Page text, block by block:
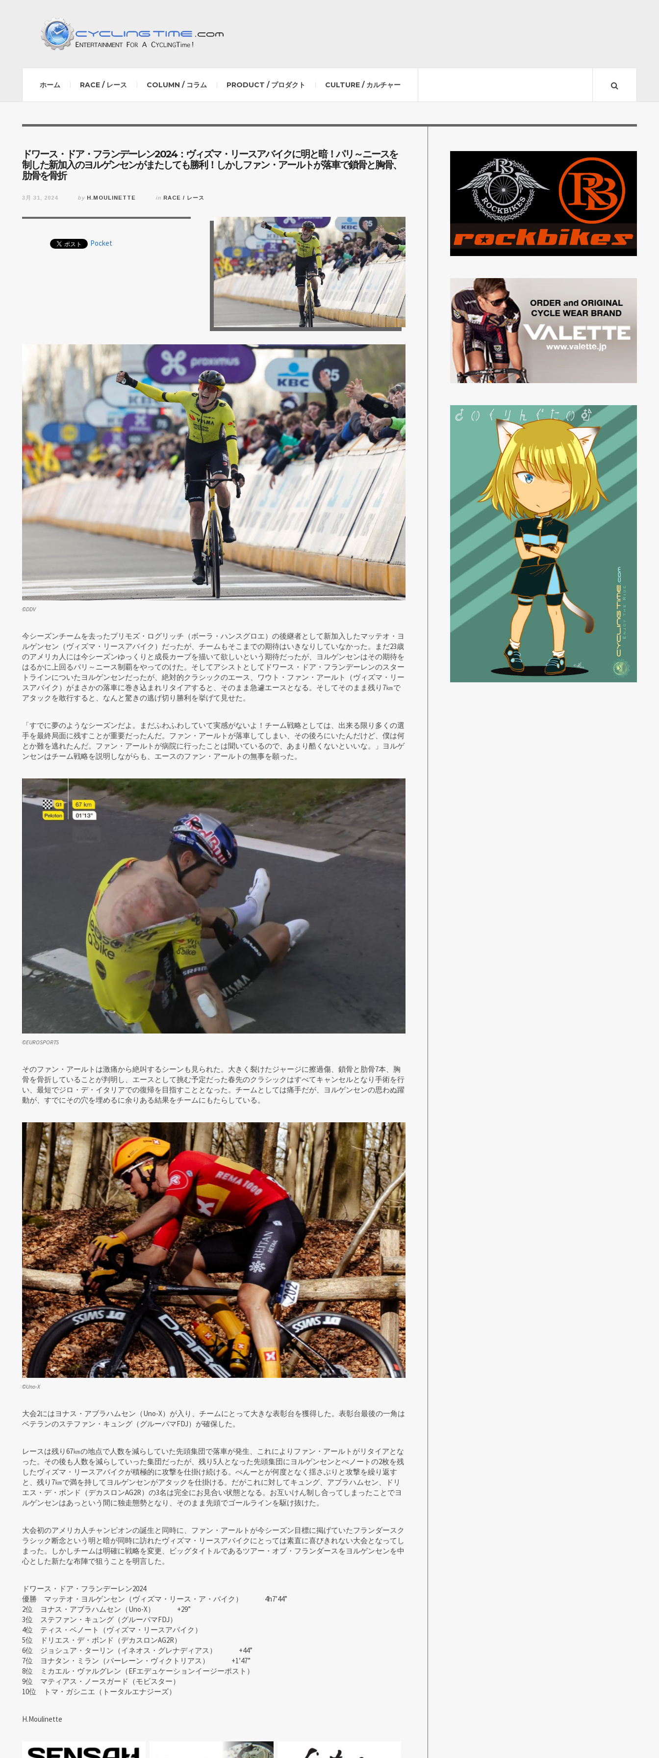
ホーム RACE / レース COLUMN / コラム PRODUCT / プロダクト CULTURE / カルチャー
ドワース・ドア・フランデーレン2024：ヴィズマ・リースアバイクに明と暗！パリ～ニースを
制した新加入のヨルゲンセンがまたしても勝利！しかしファン・アールトが落車で鎖骨と胸骨、
肋骨を骨折
3月 31, 2024 by H.MOULINETTE in RACE / レース
Pocket
©DDV
今シーズンチームを去ったプリモズ・ログリッチ（ボーラ・ハンスグロエ）の後継者として新加入したマッテオ・ヨ
ルゲンセン（ヴィズマ・リースアバイク）だったが、チームもそこまでの期待はいきなりしていなかった。まだ23歳
のアメリカ人には今シーズンゆっくりと成長カーブを描いて欲しいという期待だったが、ヨルゲンセンはその期待を
はるかに上回るパリ～ニース制覇をやってのけた。そしてアシストとしてドワース・ドア・フランデーレンのスター
トラインについたヨルゲンセンだったが、絶対的クラシックのエース、ワウト・ファン・アールト（ヴィズマ・リー
スアバイク）がまさかの落車に巻き込まれリタイアすると、そのまま急遽エースとなる。そしてそのまま残り7㎞で
アタックを敢行すると、なんと驚きの逃げ切り勝利を挙げて見せた。
「すでに夢のようなシーズンだよ。まだふわふわしていて実感がないよ！チーム戦略としては、出来る限り多くの選
手を最終局面に残すことが重要だったんだ。ファン・アールトが落車してしまい、その後ろにいたんだけど、僕は何
とか難を逃れたんだ。ファン・アールトが病院に行ったことは聞いているので、あまり酷くないといいな。」ヨルゲ
ンセンはチーム戦略を説明しながらも、エースのファン・アールトの無事を願った。
©EUROSPORTS
そのファン・アールトは激痛から絶叫するシーンも見られた。大きく裂けたジャージに擦過傷、鎖骨と肋骨7本、胸
骨を骨折していることが判明し、エースとして挑む予定だった春先のクラシックはすべてキャンセルとなり手術を行
い、最短でジロ・デ・イタリアでの復帰を目指すこととなった。チームとしては痛手だが、ヨルゲンセンの思わぬ躍
動が、すでにその穴を埋めるに余りある結果をチームにもたらしている。
©Uno-X
大会2にはヨナス・アブラハムセン（Uno-X）が入り、チームにとって大きな表彰台を獲得した。表彰台最後の一角は
ベテランのステファン・キュング（グルーパマFDJ）が確保した。
レースは残り67㎞の地点で人数を減らしていた先頭集団で落車が発生、これによりファン・アールトがリタイアとな
った。その後も人数を減らしていった集団だったが、残り5人となった先頭集団にヨルゲンセンとべノートの2枚を残
したヴィズマ・リースアバイクが積極的に攻撃を仕掛け続ける。べんーとが何度となく揺さぶりと攻撃を繰り返す
と、残り7㎞で満を持してヨルゲンセンがアタックを仕掛ける。だがこれに対してキュング、アブラハムセン、ドリ
エス・デ・ボンド（デカスロンAG2R）の3名は完全にお見合い状態となる。お互いけん制し合ってしまったことでヨ
ルゲンセンはあっという間に独走態勢となり、そのまま先頭でゴールラインを駆け抜けた。
大会初のアメリカ人チャンピオンの誕生と同時に、ファン・アールトが今シーズン目標に掲げていたフランダースク
ラシック断念という明と暗が同時に訪れたヴィズマ・リースアバイクにとっては素直に喜びきれない大会となってし
まった。しかしチームは明確に戦略を変更、ビッグタイトルであるツアー・オブ・フランダースをヨルゲンセンを中
心とした新たな布陣で狙うことを明言した。
ドワース・ドア・フランデーレン2024
優勝 マッテオ・ヨルゲンセン（ヴィズマ・リース・ア・バイク） 4h7’44”
2位 ヨナス・アブラハムセン（Uno-X） +29”
3位 ステファン・キュング（グルーパマFDJ）
4位 ティス・ベノート（ヴィズマ・リースアバイク）
5位 ドリエス・デ・ボンド（デカスロンAG2R）
6位 ジョシュア・ターリン（イネオス・グレナディアス） +44”
7位 ヨナタン・ミラン（バーレーン・ヴィクトリアス） +1’47”
8位 ミカエル・ヴァルグレン（EFエデュケーションイージーポスト）
9位 マティアス・ノースガード（モビスター）
10位 トマ・ガシニエ（トータルエナジーズ）
H.Moulinette